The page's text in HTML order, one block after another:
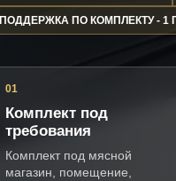
ПОДДЕРЖКА ПО КОМПЛЕКТУ - 1
01
Комплект под
требования
Комплект под мясной
магазин, помещение,